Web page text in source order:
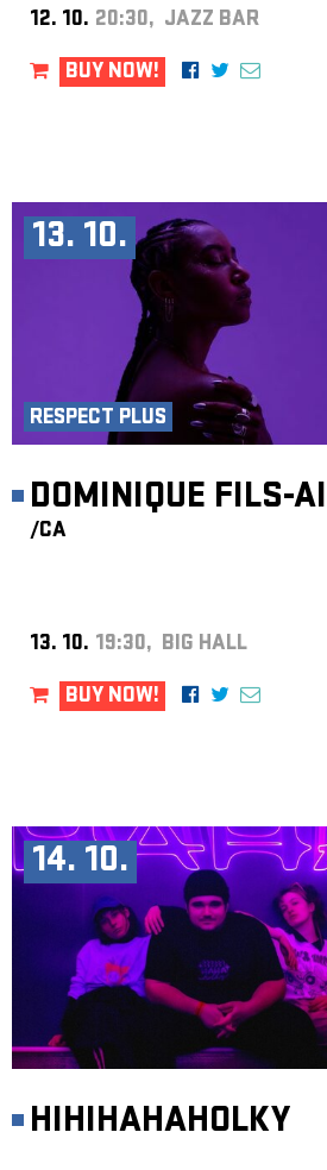
12. 10. 20:30, JAZZ BAR
BUY NOW!
13. 10.
RESPECT PLUS
DOMINIQUE FILS-
/CA
13. 10. 19:30, BIG HALL
BUY NOW!
14. 10.
HIHIHAHAHOLKY